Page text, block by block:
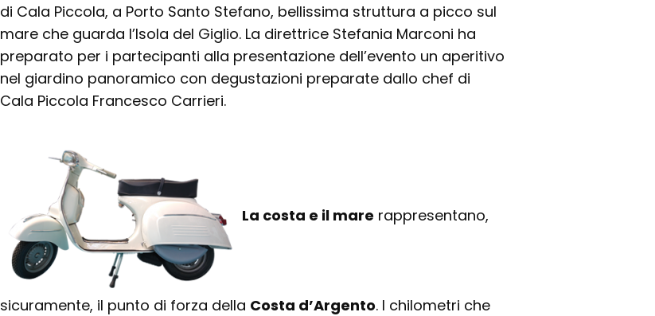
di Cala Piccola, a Porto Santo Stefano, bellissima struttura a picco sul
mare che guarda l’Isola del Giglio. La direttrice Stefania Marconi ha
preparato per i partecipanti alla presentazione dell’evento un aperitivo
nel giardino panoramico con degustazioni preparate dallo chef di
Cala Piccola Francesco Carrieri.
La costa e il mare rappresentano,
sicuramente, il punto di forza della Costa d’Argento. I chilometri che